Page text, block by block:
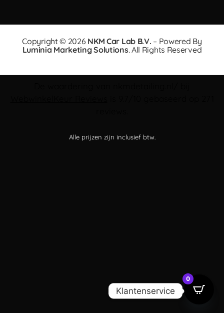
Copyright © 2026 NKM Car Lab B.V. – Powered By
Luminia Marketing Solutions. All Rights Reserved
Alle prijzen zijn inclusief btw.
0
Klantenservice